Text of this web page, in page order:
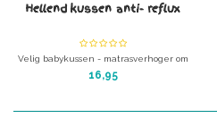
Hellend kussen anti- reflux
Velig babykussen - matrasverhoger om
je baby iets schuin te leggen om
16,95